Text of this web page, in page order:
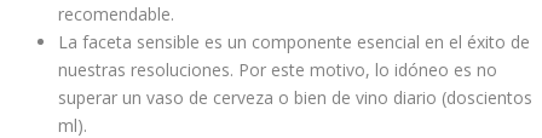
recomendable.
La faceta sensible es un componente esencial en el éxito de
nuestras resoluciones. Por este motivo, lo idóneo es no
superar un vaso de cerveza o bien de vino diario (doscientos
ml).